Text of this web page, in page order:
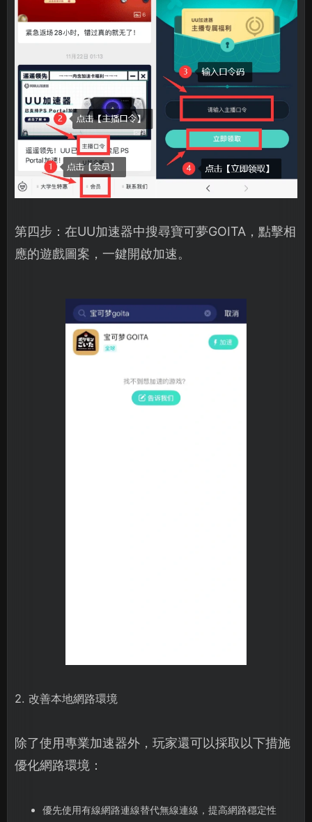
第四步：在UU加速器中搜尋寶可夢GOITA，點擊相
應的遊戲圖案，一鍵開啟加速。
2. 改善本地網路環境
除了使用專業加速器外，玩家還可以採取以下措施
優化網路環境：
優先使用有線網路連線替代無線連線，提高網路穩定性